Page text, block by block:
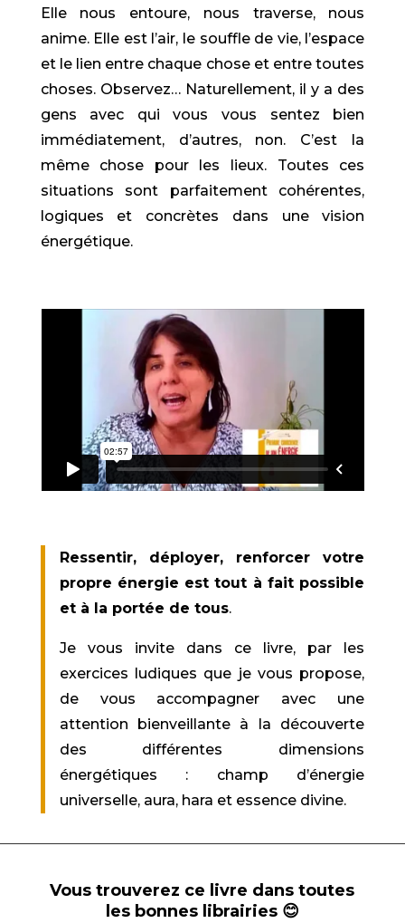
Elle nous entoure, nous traverse, nous
anime. Elle est l’air, le souffle de vie, l’espace
et le lien entre chaque chose et entre toutes
choses. Observez… Naturellement, il y a des
gens avec qui vous vous sentez bien
immédiatement, d’autres, non. C’est la
même chose pour les lieux. Toutes ces
situations sont parfaitement cohérentes,
logiques et concrètes dans une vision
énergétique.
Ressentir, déployer, renforcer votre
propre énergie est tout à fait possible
et à la portée de tous.
Je vous invite dans ce livre, par les
exercices ludiques que je vous propose,
de vous accompagner avec une
attention bienveillante à la découverte
des différentes dimensions
énergétiques : champ d’énergie
universelle, aura, hara et essence divine.
Vous trouverez ce livre dans toutes
les bonnes librairies 😊